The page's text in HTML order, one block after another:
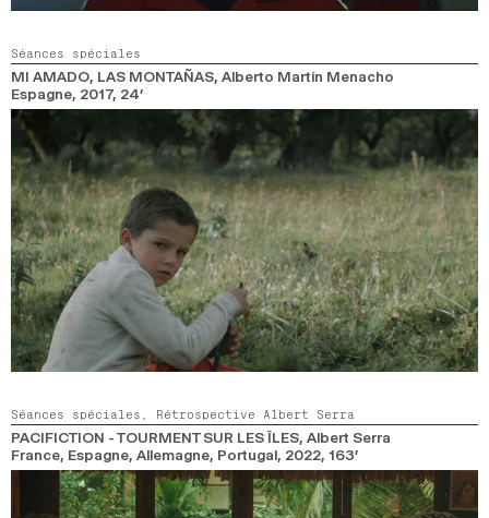
Séances spéciales
MI AMADO, LAS MONTAÑAS, Alberto Martín Menacho
Espagne, 2017, 24’
Séances spéciales, Rétrospective Albert Serra
PACIFICTION - TOURMENT SUR LES ÎLES, Albert Serra
France, Espagne, Allemagne, Portugal, 2022, 163’